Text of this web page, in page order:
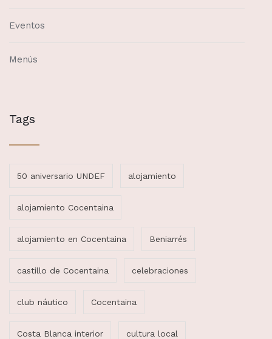
Eventos
Menús
Tags
50 aniversario UNDEF alojamiento
alojamiento Cocentaina
alojamiento en Cocentaina Beniarrés
castillo de Cocentaina celebraciones
club náutico Cocentaina
Costa Blanca interior cultura local